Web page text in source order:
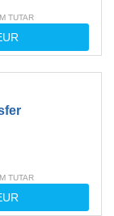
TUTAR
TUTAR